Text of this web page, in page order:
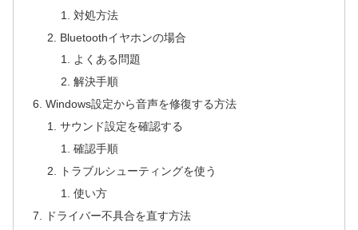
対処方法
Bluetoothイヤホンの場合
よくある問題
解決手順
Windows設定から音声を修復する方法
サウンド設定を確認する
確認手順
トラブルシューティングを使う
使い方
ドライバー不具合を直す方法